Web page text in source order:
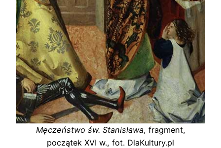
Męczeństwo św. Stanisława, fragment,
początek XVI w., fot. DlaKultury.pl